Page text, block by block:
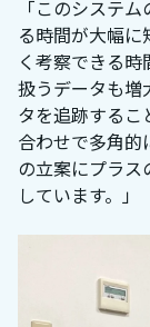
「このシステ
る時間が大幅
く考察できる時
扱うデータも増
タを追跡するこ
合わせで多角
の立案にプラ
しています。」